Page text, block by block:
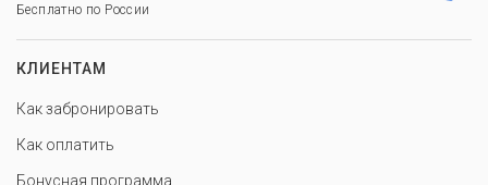
Бесплатно по России
КЛИЕНТАМ
Как забронировать
Как оплатить
Бонусная программа